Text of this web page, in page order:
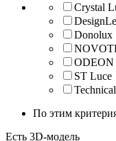
Crystal
Donolux
ST Luce
Technical
По этим
Есть 3D-модель